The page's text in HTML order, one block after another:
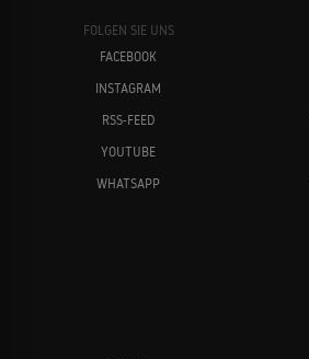
FOLGEN SIE UNS
FACEBOOK
INSTAGRAM
RSS-FEED
YOUTUBE
WHATSAPP